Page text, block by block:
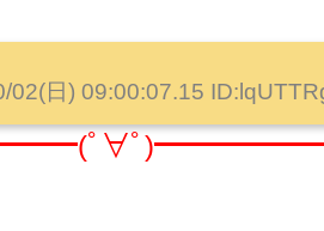
02(日) 09:00:07.15
ﾟ∀ﾟ)━━━━━━